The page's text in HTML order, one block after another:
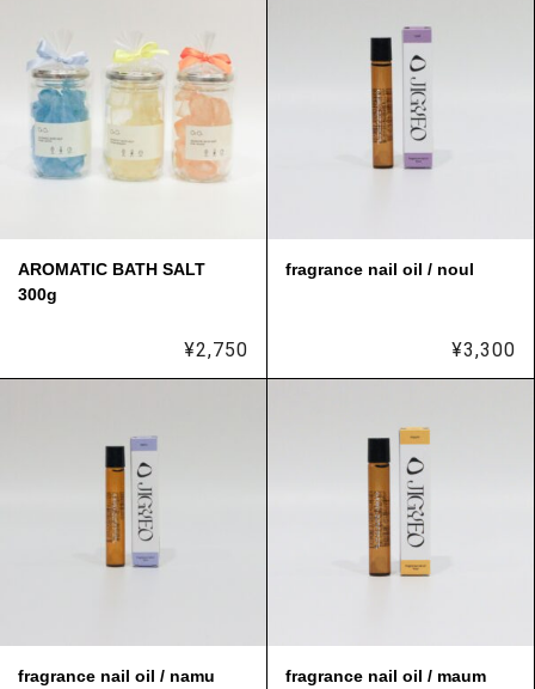
AROMATIC BATH SALT
300g
¥2,750
fragrance nail oil / noul
¥3,300
fragrance nail oil / namu fragrance nail oil / maum